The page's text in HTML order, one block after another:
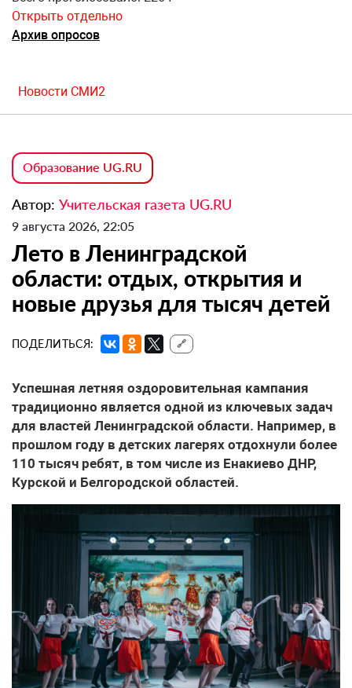
Открыть отдельно
Архив опросов
Новости СМИ2
Образование UG.RU
Автор: Учительская газета UG.RU
9 августа 2026, 22:05
Лето в Ленинградской
области: отдых, открытия и
новые друзья для тысяч детей
ПОДЕЛИТЬСЯ: 🔗
Успешная летняя оздоровительная кампания
традиционно является одной из ключевых задач
для властей Ленинградской области. Например, в
прошлом году в детских лагерях отдохнули более
110 тысяч ребят, в том числе из Енакиево ДНР,
Курской и Белгородской областей.